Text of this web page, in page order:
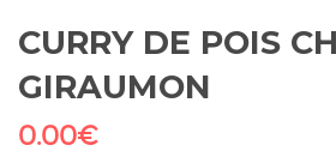
CURRY DE POIS
GIRAUMON
0.00€